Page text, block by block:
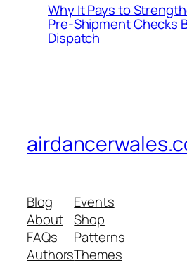
Why It Pays to
Pre-Shipment Checks
Dispatch
Blog
About
FAQs
Authors
Events
Shop
Patterns
Themes